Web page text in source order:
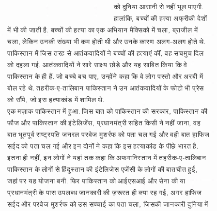
को दुनिया आसानी से नहीं भूल पाएगी.
हालांकि, बच्चों की हत्या अफ्रीकी देशों
में भी की जाती है. बच्चों की हत्या का एक अभियान मैक्सिको में चला, ब्राजील में
चला, लेकिन उनकी संख्या भी कम होती थी और उनके कारण अलग-अलग होते थे.
पाकिस्तान में जिस तरह से आतंकवादियों ने बच्चों की हत्याएं कीं, वह सचमुच दिल
को दहला गई. आतंकवादियों ने सारे साक्ष्य छोड़े और यह साबित किया कि वे
पाकिस्तान के ही हैं. जो बच्चे बच पाए, उन्होंने कहा कि वे लोग पस्तो और अरबी में
बोल रहे थे. तहरीक-ए-तालिबान पाकिस्तान ने उन आतंकवादियों के फोटो भी प्रेस
को सौंपे, जो इस हत्याकांड में शामिल थे.
एक मज़ाक पाकिस्तान में हुआ. जिस बात को पाकिस्तान की सरकार, पाकिस्तान की
फौज और पाकिस्तान की इंटेलिजेंस, प्रधानमंत्री सहित किसी ने नहीं जाना, वह
बात भूतपूर्व राष्ट्रपति जनरल परवेज मुशर्रफ को पता चल गई और वही बात हाफिज
सईद को पता चल गई और इन दोनों ने कहा कि इस हत्याकांड के पीछे भारत है.
इतना ही नहीं, इन लोगों ने यहां तक कहा कि अफगानिस्तान में तहरीक-ए-तालिबान
पाकिस्तान के लोगों से हिंदुस्तान की इंटेलिजेस एजेंसी के लोगों की बातचीत हुई,
जहां पर यह योजना बनी. फिर पाकिस्तान को आईएसआई और सेना की या
प्रधानमंत्री के पास उपलब्ध जानकारी की ज़रूरत ही क्या रह गई, अगर हाफिज
सईद और परवेज मुशर्रफ को उस सच्चाई का पता चला, जिसकी जानकारी दुनिया में